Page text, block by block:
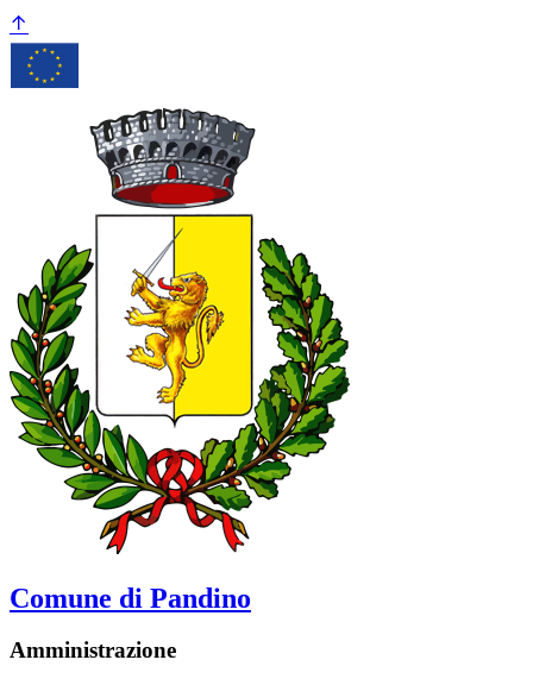
Comune di Pandino
Amministrazione